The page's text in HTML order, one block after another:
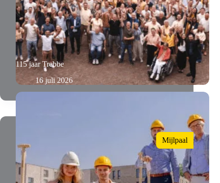
115 jaar Trebbe
16 juli 2026
Mijlpaal